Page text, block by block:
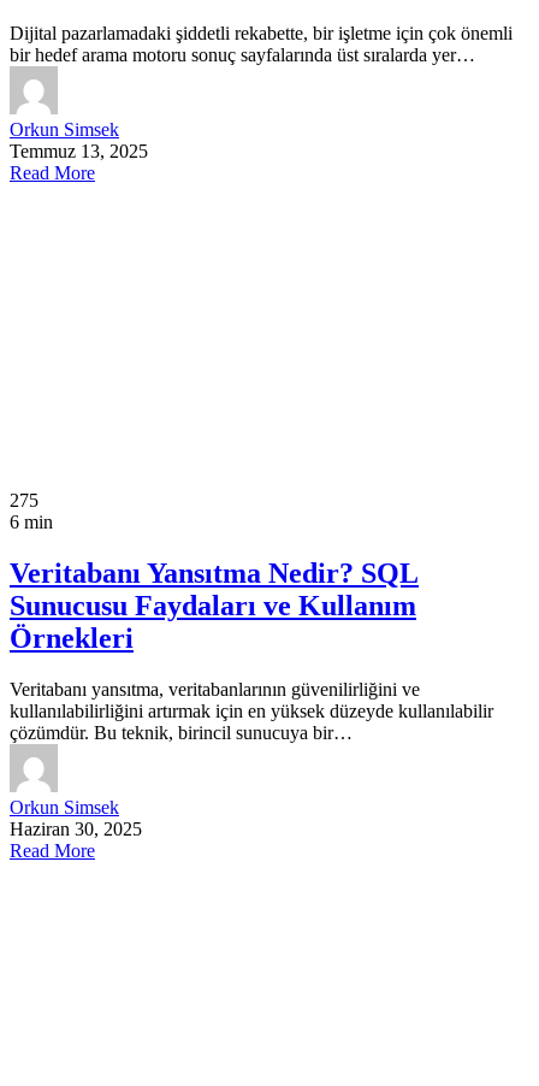
Dijital pazarlamadaki şiddetli rekabette, bir işletme için çok önemli
bir hedef arama motoru sonuç sayfalarında üst sıralarda yer…
Orkun Simsek
Temmuz 13, 2025
Read More
275
6 min
Veritabanı Yansıtma Nedir? SQL
Sunucusu Faydaları ve Kullanım
Örnekleri
Veritabanı yansıtma, veritabanlarının güvenilirliğini ve
kullanılabilirliğini artırmak için en yüksek düzeyde kullanılabilir
çözümdür. Bu teknik, birincil sunucuya bir…
Orkun Simsek
Haziran 30, 2025
Read More